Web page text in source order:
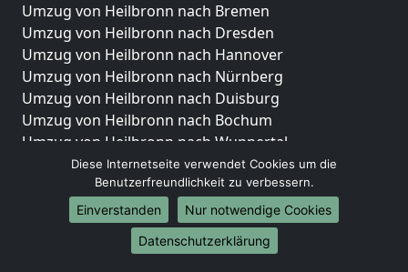
Umzug von Heilbronn nach Bremen
Umzug von Heilbronn nach Dresden
Umzug von Heilbronn nach Hannover
Umzug von Heilbronn nach Nürnberg
Umzug von Heilbronn nach Duisburg
Umzug von Heilbronn nach Bochum
Umzug von Heilbronn nach Wuppertal
Umzug von Heilbronn nach Bielefeld
Umzug von Heilbronn nach Bonn
Umzug von Heilbronn nach Münster
Internationale-Umzüge
Diese Internetseite verwendet Cookies um die
Benutzerfreundlichkeit zu verbessern.
Einverstanden
Nur notwendige Cookies
Datenschutzerklärung